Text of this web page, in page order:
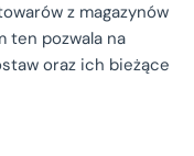
z magazynów
ten pozwala na
oraz ich bieżące